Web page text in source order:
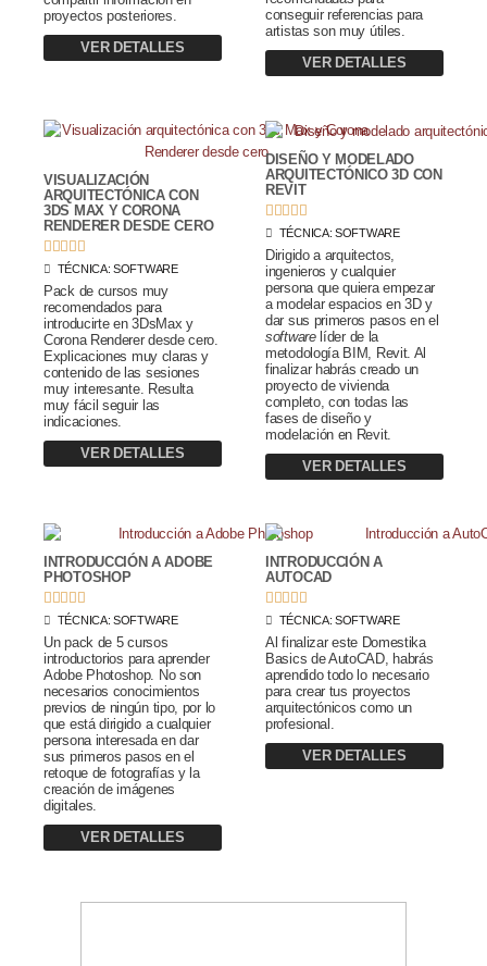
proyectos posteriores.
VER DETALLES
conseguir referencias para
artistas son muy útiles.
VER DETALLES
VISUALIZACIÓN
ARQUITECTÓNICA CON
3DS MAX Y CORONA
RENDERER DESDE CERO
    
TÉCNICA:SOFTWARE
Pack de cursos muy
recomendados para
introducirte en 3DsMax y
Corona Renderer desde cero.
Explicaciones muy claras y
contenido de las sesiones
muy interesante. Resulta
muy fácil seguir las
indicaciones.
VER DETALLES
DISEÑO Y MODELADO
ARQUITECTÓNICO 3D CON
REVIT
    
TÉCNICA:SOFTWARE
Dirigido a arquitectos,
ingenieros y cualquier
persona que quiera empezar
a modelar espacios en 3D y
dar sus primeros pasos en el
softwarelíder de la
metodología BIM, Revit. Al
finalizar habrás creado un
proyecto de vivienda
completo, con todas las
fases de diseño y
modelación en Revit.
VER DETALLES
INTRODUCCIÓN A ADOBE
PHOTOSHOP
    
TÉCNICA:SOFTWARE
Un pack de 5 cursos
introductorios para aprender
Adobe Photoshop. No son
necesarios conocimientos
previos de ningún tipo, por lo
que está dirigido a cualquier
persona interesada en dar
sus primeros pasos en el
retoque de fotografías y la
creación de imágenes
digitales.
VER DETALLES
INTRODUCCIÓN A
AUTOCAD
    
TÉCNICA:SOFTWARE
Al finalizar este Domestika
Basics de AutoCAD, habrás
aprendido todo lo necesario
para crear tus proyectos
arquitectónicos como un
profesional.
VER DETALLES